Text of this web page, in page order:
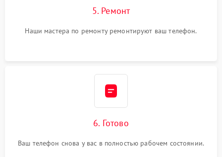
5. Ремонт
Наши мастера по ремонту ремонтируют ваш телефон.
6. Готово
Ваш телефон снова у вас в полностью рабочем состоянии.